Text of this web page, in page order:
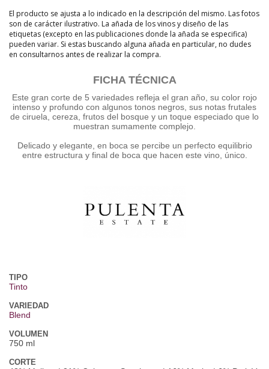
El producto se ajusta a lo indicado en la descripción del mismo. Las fotos
son de carácter ilustrativo. La añada de los vinos y diseño de las
etiquetas (excepto en las publicaciones donde la añada se especifica)
pueden variar. Si estas buscando alguna añada en particular, no dudes
en consultarnos antes de realizar la compra.
FICHA TÉCNICA
Este gran corte de 5 variedades refleja el gran año, su color rojo
intenso y profundo con algunos tonos negros, sus notas frutales
de ciruela, cereza, frutos del bosque y un toque especiado que lo
muestran sumamente complejo.
Delicado y elegante, en boca se percibe un perfecto equilibrio
entre estructura y final de boca que hacen este vino, único.
TIPO
Tinto
VARIEDAD
Blend
VOLUMEN
750 ml
CORTE